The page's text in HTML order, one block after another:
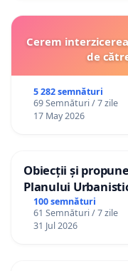
Cerem
de
5 282 semnături
69 Semnături / 7 zile
17 May 2026
Obiecții și
Planului
100 semnături
61 Semnături / 7 zile
31 Jul 2026